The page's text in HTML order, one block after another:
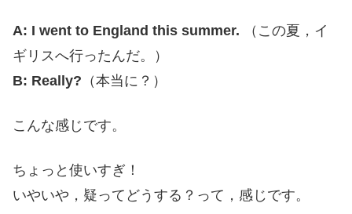
A: I went to England this summer. （この夏，イ
ギリスへ行ったんだ。）
B: Really? （本当に？）
こんな感じです。
ちょっと使いすぎ！
いやいや，疑ってどうする？って，感じです。